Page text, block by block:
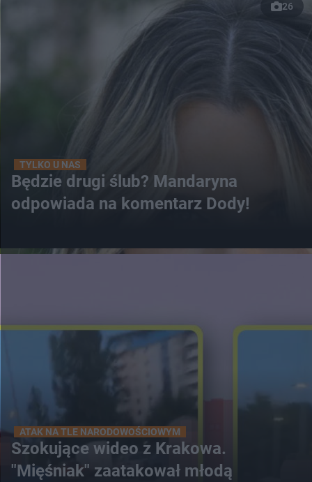
26
TYLKO U NAS
Będzie drugi ślub? Mandaryna
odpowiada na komentarz Dody!
ATAK NA TLE NARODOWOŚCIOWYM
Szokujące wideo z Krakowa.
"Mięśniak" zaatakował młodą